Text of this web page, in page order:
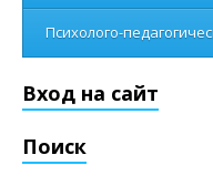
Психолого-
Вход на сайт
Поиск